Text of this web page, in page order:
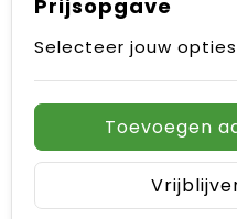
Prijsopgave
Selecteer jouw
Toevoegen